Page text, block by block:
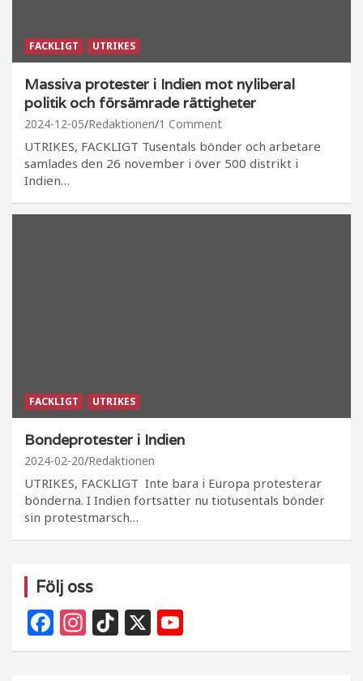
FACKLIGT UTRIKES
Massiva protester i Indien mot nyliberal
politik och försämrade rättigheter
2024-12-05 Redaktionen 1 Comment
UTRIKES, FACKLIGT Tusentals bönder och arbetare
samlades den 26 november i över 500 distrikt i
Indien…
FACKLIGT UTRIKES
Bondeprotester i Indien
2024-02-20 Redaktionen
UTRIKES, FACKLIGT Inte bara i Europa protesterar
bönderna. I Indien fortsätter nu tiotusentals bönder
sin protestmarsch…
Följ oss
F
a
In
st
Ti
k
X
o